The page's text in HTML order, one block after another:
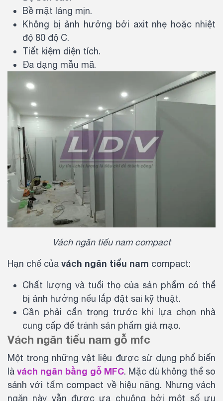
Bề mặt láng mịn.
Không bị ảnh hưởng bởi axit nhẹ hoặc nhiệt
độ 80 độ C.
Tiết kiệm diện tích.
Đa dạng mẫu mã.
Vách ngăn tiểu nam compact
Hạn chế của vách ngăn tiểu nam compact:
Chất lượng và tuổi thọ của sản phẩm có thể
bị ảnh hưởng nếu lắp đặt sai kỹ thuật.
Cần phải cẩn trọng trước khi lựa chọn nhà
cung cấp để tránh sản phẩm giả mạo.
Vách ngăn tiểu nam gỗ mfc
Một trong những vật liệu được sử dụng phổ biến
là vách ngăn bằng gỗ MFC. Mặc dù không thể so
sánh với tấm compact về hiệu năng. Nhưng vách
ngăn này vẫn được ưa chuộng bởi một số ưu